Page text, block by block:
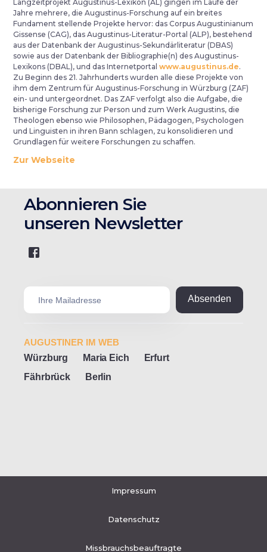
Langzeitprojekt Augustinus-Lexikon (AL) gingen im Laufe der
Jahre mehrere, die Augustinus-Forschung auf ein breites
Fundament stellende Projekte hervor: das Corpus Augustinianum
Gissense (CAG), das Augustinus-Literatur-Portal (ALP), bestehend
aus der Datenbank der Augustinus-Sekundärliteratur (DBAS)
sowie aus der Datenbank der Bibliographie(n) des Augustinus-
Lexikons (DBAL), und das Internetportalwww.augustinus.de.
Zu Beginn des 21. Jahrhunderts wurden alle diese Projekte von
ihm dem Zentrum für Augustinus-Forschung in Würzburg (ZAF)
ein- und untergeordnet. Das ZAF verfolgt also die Aufgabe, die
bisherige Forschung zur Person und zum Werk Augustins, die
Theologen ebenso wie Philosophen, Pädagogen, Psychologen
und Linguisten in ihren Bann schlagen, zu konsolidieren und
Grundlagen für weitere Forschungen zu schaffen.
Zur Webseite
Abonnieren Sie
unseren Newsletter
AUGUSTINER IM WEB
Würzburg
Maria Eich
Erfurt
Fährbrück
Berlin
Impressum
Datenschutz
Missbrauchsbeauftragte